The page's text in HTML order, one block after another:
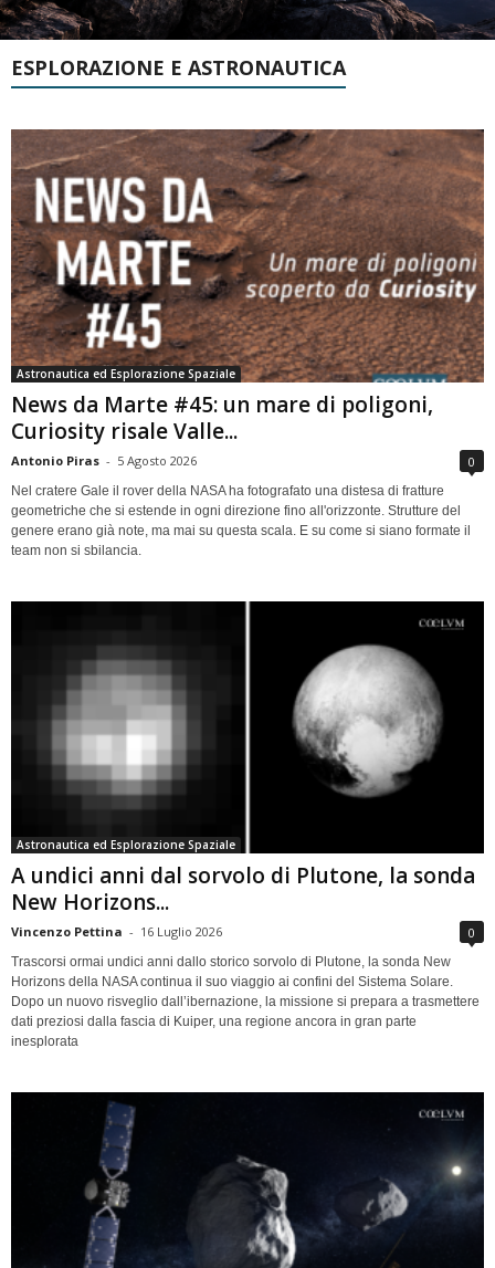
ESPLORAZIONE E ASTRONAUTICA
Astronautica ed Esplorazione Spaziale
News da Marte #45: un mare di poligoni,
Curiosity risale Valle...
Antonio Piras - 5 Agosto 2026 0
Nel cratere Gale il rover della NASA ha fotografato una distesa di fratture
geometriche che si estende in ogni direzione fino all'orizzonte. Strutture del
genere erano già note, ma mai su questa scala. E su come si siano formate il
team non si sbilancia.
Astronautica ed Esplorazione Spaziale
A undici anni dal sorvolo di Plutone, la sonda
New Horizons...
Vincenzo Pettina - 16 Luglio 2026 0
Trascorsi ormai undici anni dallo storico sorvolo di Plutone, la sonda New
Horizons della NASA continua il suo viaggio ai confini del Sistema Solare.
Dopo un nuovo risveglio dall’ibernazione, la missione si prepara a trasmettere
dati preziosi dalla fascia di Kuiper, una regione ancora in gran parte
inesplorata